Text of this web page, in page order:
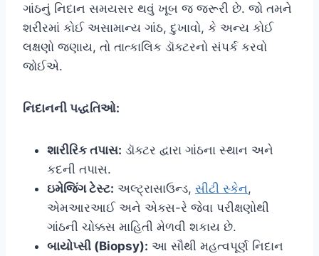
ગાંઠનું નિદાન સમયસર થવું ખૂબ જ જરૂરી છે. જો તમને
શરીરમાં કોઈ અસામાન્ય ગાંઠ, દુખાવો, કે અન્ય કોઈ
લક્ષણો જણાય, તો તાત્કાલિક ડૉક્ટરનો સંપર્ક કરવો
જોઈએ.
નિદાનની પદ્ધતિઓ:
શારીરિક તપાસ: ડૉક્ટર દ્વારા ગાંઠના સ્થાન અને
કદની તપાસ.
ઇમેજિંગ ટેસ્ટ: અલ્ટ્રાસાઉન્ડ, સીટી સ્કેન,
એમઆરઆઈ અને એક્સ-રે જેવા પરીક્ષણોથી
ગાંઠની ચોક્કસ માહિતી મેળવી શકાય છે.
બાયોપ્સી (Biopsy): આ સૌથી મહત્વપૂર્ણ નિદાન